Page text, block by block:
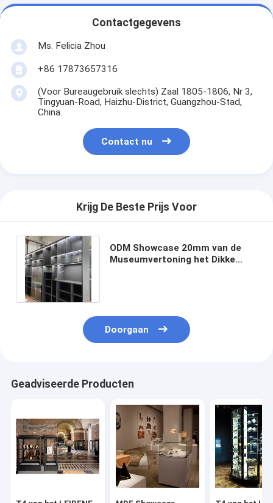
Contactgegevens
Ms. Felicia Zhou
+86 17873657316
(Voor Bureaugebruik slechts) Zaal 1805-1806, Nr 3,
Tingyuan-Road, Haizhu-District, Guangzhou-Stad,
China.
Contact nu
Krijg De Beste Prijs Voor
ODM Showcase 20mm van de
Museumvertoning het Dikke
Doorgaan
Geadviseerde Producten